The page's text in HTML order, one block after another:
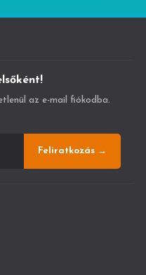
az e-mail fiókodba.
Feliratkozás →